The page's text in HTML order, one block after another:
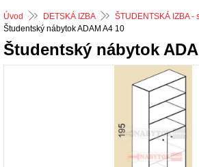
Úvod DETSKÁ IZBA ŠTUDENTSKÁ IZBA -
Študentský nábytok ADAM A4 10
Študentský nábytok